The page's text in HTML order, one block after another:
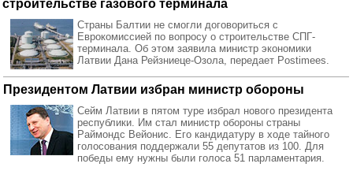
строительстве газового терминала
Страны Балтии не смогли договориться с
Еврокомиссией по вопросу о строительстве СПГ-
терминала. Об этом заявила министр экономики
Латвии Дана Рейзниеце-Озола, передает Postimees.
Президентом Латвии избран министр обороны
Сейм Латвии в пятом туре избрал нового президента
республики. Им стал министр обороны страны
Раймондс Вейонис. Его кандидатуру в ходе тайного
голосования поддержали 55 депутатов из 100. Для
победы ему нужны были голоса 51 парламентария.